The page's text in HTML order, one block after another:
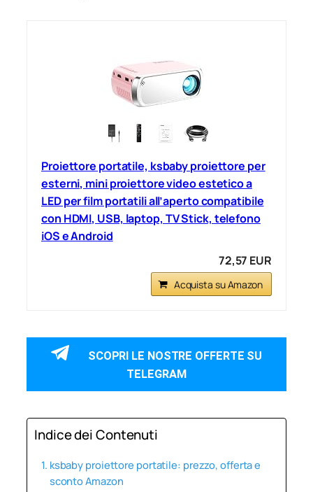
Proiettore portatile, ksbaby proiettore per
esterni, mini proiettore video estetico a
LED per film portatili all’aperto compatibile
con HDMI, USB, laptop, TV Stick, telefono
iOS e Android
72,57 EUR
Acquista su Amazon
SCOPRI LE NOSTRE OFFERTE SU
TELEGRAM
Indice dei Contenuti
ksbaby proiettore portatile: prezzo, offerta e
sconto Amazon